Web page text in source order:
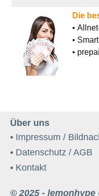
Die
•
•
•
Über uns
• Impressum /
• Datenschutz / AGB
• Kontakt
© 2025 -